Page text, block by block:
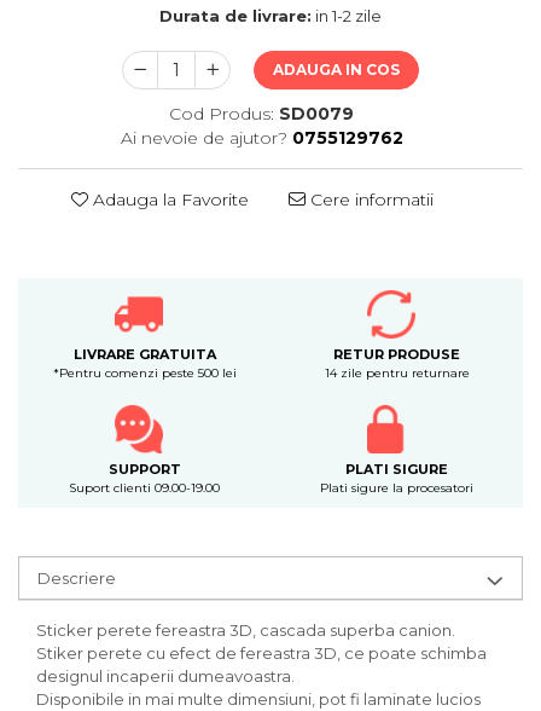
Durata de livrare: in 1-2 zile
ADAUGA IN COS
Cod Produs: SD0079
Ai nevoie de ajutor? 0755129762
Adauga la Favorite Cere informatii
LIVRARE GRATUITA
*Pentru comenzi peste 500 lei
RETUR PRODUSE
14 zile pentru returnare
SUPPORT
Suport clienti 09.00-19.00
PLATI SIGURE
Plati sigure la procesatori
Descriere
Sticker perete fereastra 3D, cascada superba canion.
Stiker perete cu efect de fereastra 3D, ce poate schimba
designul incaperii dumeavoastra.
Disponibile in mai multe dimensiuni, pot fi laminate lucios